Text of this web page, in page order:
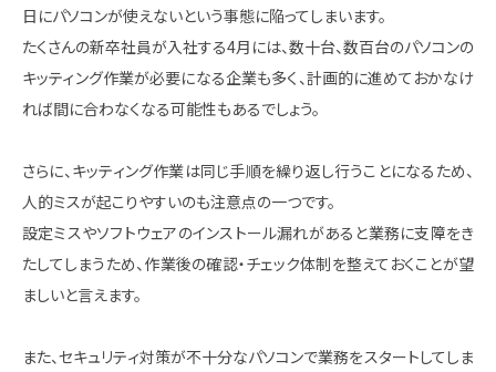
日にパソコンが使えないという事態に陥ってしまいます。
たくさんの新卒社員が入社する4月には、数十台、数百台のパソコンの
キッティング作業が必要になる企業も多く、計画的に進めておかなけ
れば間に合わなくなる可能性もあるでしょう。
さらに、キッティング作業は同じ手順を繰り返し行うことになるため、
人的ミスが起こりやすいのも注意点の一つです。
設定ミスやソフトウェアのインストール漏れがあると業務に支障をき
たしてしまうため、作業後の確認・チェック体制を整えておくことが望
ましいと言えます。
また、セキュリティ対策が不十分なパソコンで業務をスタートしてしま